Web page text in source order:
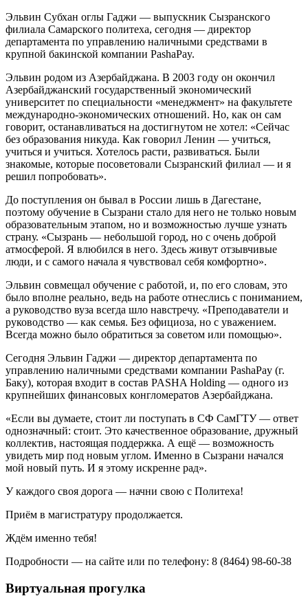
Эльвин Субхан оглы Гаджи — выпускник Сызранского
филиала Самарского политеха, сегодня — директор
департамента по управлению наличными средствами в
крупной бакинской компании PashaPay.
Эльвин родом из Азербайджана. В 2003 году он окончил
Азербайджанский государственный экономический
университет по специальности «менеджмент» на факультете
международно-экономических отношений. Но, как он сам
говорит, останавливаться на достигнутом не хотел: «Сейчас
без образования никуда. Как говорил Ленин — учиться,
учиться и учиться. Хотелось расти, развиваться. Были
знакомые, которые посоветовали Сызранский филиал — и я
решил попробовать».
До поступления он бывал в России лишь в Дагестане,
поэтому обучение в Сызрани стало для него не только новым
образовательным этапом, но и возможностью лучше узнать
страну. «Сызрань — небольшой город, но с очень доброй
атмосферой. Я влюбился в него. Здесь живут отзывчивые
люди, и с самого начала я чувствовал себя комфортно».
Эльвин совмещал обучение с работой, и, по его словам, это
было вполне реально, ведь на работе отнеслись с пониманием,
а руководство вуза всегда шло навстречу. «Преподаватели и
руководство — как семья. Без официоза, но с уважением.
Всегда можно было обратиться за советом или помощью».
Сегодня Эльвин Гаджи — директор департамента по
управлению наличными средствами компании PashaPay (г.
Баку), которая входит в состав PASHA Holding — одного из
крупнейших финансовых конгломератов Азербайджана.
«Если вы думаете, стоит ли поступать в СФ СамГТУ — ответ
однозначный: стоит. Это качественное образование, дружный
коллектив, настоящая поддержка. А ещё — возможность
увидеть мир под новым углом. Именно в Сызрани начался
мой новый путь. И я этому искренне рад».
У каждого своя дорога — начни свою с Политеха!
Приём в магистратуру продолжается.
Ждём именно тебя!
Подробности — на сайте или по телефону: 8 (8464) 98-60-38
Виртуальная прогулка